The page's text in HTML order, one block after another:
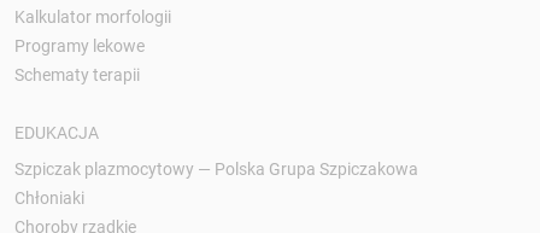
Kalkulator morfologii
Programy lekowe
Schematy terapii
EDUKACJA
Szpiczak plazmocytowy — Polska Grupa Szpiczakowa
Chłoniaki
Choroby rzadkie